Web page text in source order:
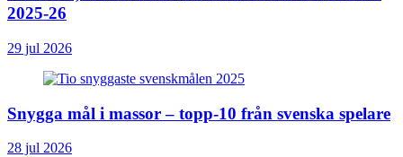
2025-26
29 jul 2026
Snygga mål i massor – topp-10 från svenska spelare
28 jul 2026